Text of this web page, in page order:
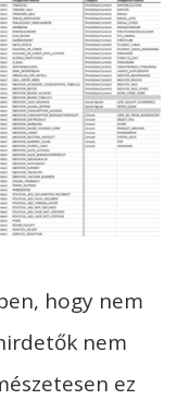
hogy nem
nem
ez